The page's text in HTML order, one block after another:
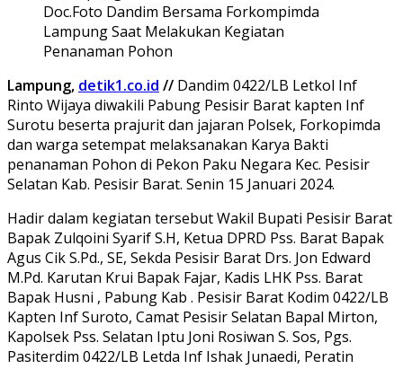
Doc.Foto Dandim Bersama Forkompimda
Lampung Saat Melakukan Kegiatan
Penanaman Pohon
Lampung, detik1.co.id // Dandim 0422/LB Letkol Inf
Rinto Wijaya diwakili Pabung Pesisir Barat kapten Inf
Surotu beserta prajurit dan jajaran Polsek, Forkopimda
dan warga setempat melaksanakan Karya Bakti
penanaman Pohon di Pekon Paku Negara Kec. Pesisir
Selatan Kab. Pesisir Barat. Senin 15 Januari 2024.
Hadir dalam kegiatan tersebut Wakil Bupati Pesisir Barat
Bapak Zulqoini Syarif S.H, Ketua DPRD Pss. Barat Bapak
Agus Cik S.Pd., SE, Sekda Pesisir Barat Drs. Jon Edward
M.Pd. Karutan Krui Bapak Fajar, Kadis LHK Pss. Barat
Bapak Husni , Pabung Kab . Pesisir Barat Kodim 0422/LB
Kapten Inf Suroto, Camat Pesisir Selatan Bapal Mirton,
Kapolsek Pss. Selatan Iptu Joni Rosiwan S. Sos, Pgs.
Pasiterdim 0422/LB Letda Inf Ishak Junaedi, Peratin